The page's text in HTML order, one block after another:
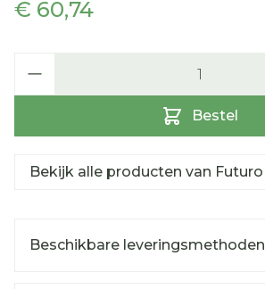
€ 60,74
Bestel
Bekijk alle producten van Futuro
Beschikbare leveringsmethoden